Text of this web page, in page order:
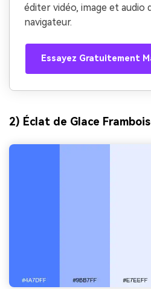
éditer vidéo, image et audio
navigateur.
Essayez Gratuitement
2) Éclat de Glace